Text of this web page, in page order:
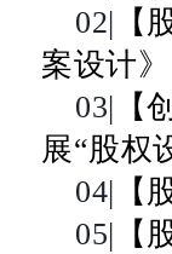
02| 【
案设计》
03| 【
展“股权
04| 【
05| 【